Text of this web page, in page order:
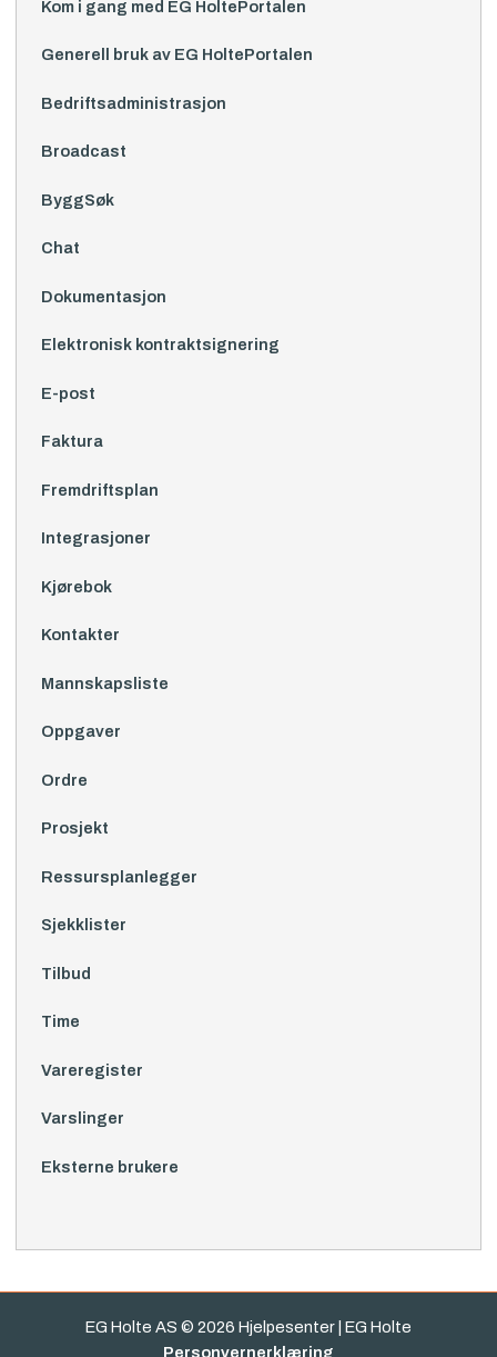
Kom i gang med EG HoltePortalen
Generell bruk av EG HoltePortalen
Bedriftsadministrasjon
Broadcast
ByggSøk
Chat
Dokumentasjon
Elektronisk kontraktsignering
E-post
Faktura
Fremdriftsplan
Integrasjoner
Kjørebok
Kontakter
Mannskapsliste
Oppgaver
Ordre
Prosjekt
Ressursplanlegger
Sjekklister
Tilbud
Time
Vareregister
Varslinger
Eksterne brukere
EG Holte AS © 2026 Hjelpesenter | EG Holte
Personvernerklæring